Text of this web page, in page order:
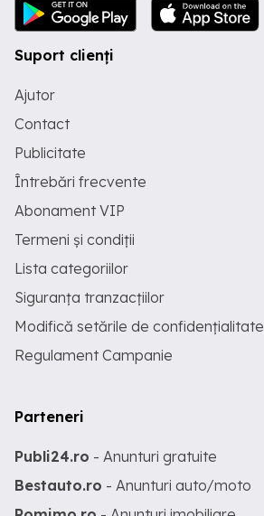
Suport clienți
Ajutor
Contact
Publicitate
Întrebări frecvente
Abonament VIP
Termeni și condiții
Lista categoriilor
Siguranța tranzacțiilor
Modifică setările de confidențialitate
Regulament Campanie
Parteneri
Publi24.ro - Anunturi gratuite
Bestauto.ro - Anunturi auto/moto